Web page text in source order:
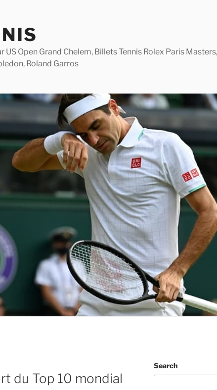
Open Grand Chelem, Billets Tennis Rolex Paris
Roland Garros
du Top 10 mondial
Search